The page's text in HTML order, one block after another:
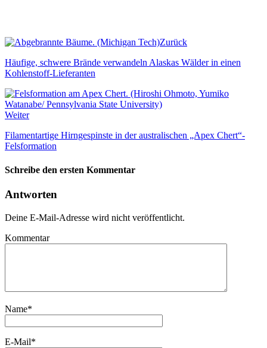
Zurück
Häufige, schwere Brände verwandeln Alaskas Wälder in einen
Kohlenstoff-Lieferanten
Weiter
Filamentartige Hirngespinste in der australischen „Apex Chert“-
Felsformation
Schreibe den ersten Kommentar
Antworten
Deine E-Mail-Adresse wird nicht veröffentlicht.
Kommentar
Name*
E-Mail*